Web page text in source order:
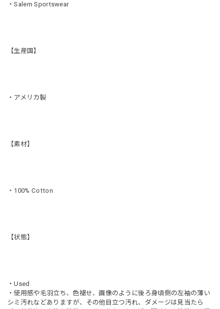
・Salem Sportswear
【生産国】
・アメリカ製
【素材】
・100% Cotton
【状態】
・Used
・使用感や毛羽立ち、色褪せ、画像のように後ろ身頃側の左袖の薄い
シミ汚れなどありますが、その他目立つ汚れ、ダメージは見当たら